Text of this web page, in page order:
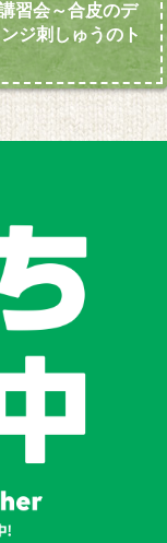
習会～合皮のデ
ジ刺しゅうのト